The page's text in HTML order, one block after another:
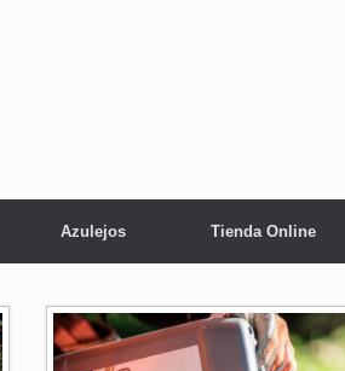
Azulejos Tienda Online